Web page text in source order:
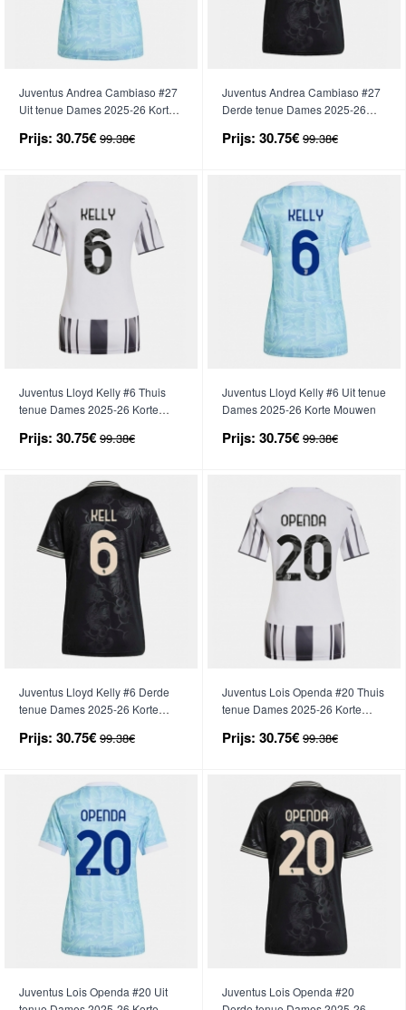
Juventus Andrea Cambiaso #27
Uit tenue Dames 2025-26 Korte
Prijs: 30.75€ 99.38€
Juventus Andrea Cambiaso #27
Derde tenue Dames 2025-26
Prijs: 30.75€ 99.38€
Juventus Lloyd Kelly #6 Thuis
tenue Dames 2025-26 Korte
Prijs: 30.75€ 99.38€
Juventus Lloyd Kelly #6 Uit tenue
Dames 2025-26 Korte Mouwen
Prijs: 30.75€ 99.38€
Juventus Lloyd Kelly #6 Derde
tenue Dames 2025-26 Korte
Prijs: 30.75€ 99.38€
Juventus Lois Openda #20 Thuis
tenue Dames 2025-26 Korte
Prijs: 30.75€ 99.38€
Juventus Lois Openda #20 Uit
Juventus Lois Openda #20